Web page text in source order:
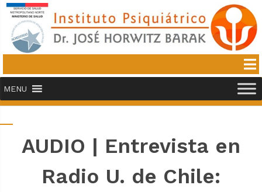
MENU
AUDIO | Entrevista en
Radio U. de Chile: